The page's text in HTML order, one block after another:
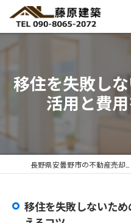
移住を失敗し
活用と費
移住を失敗しないた